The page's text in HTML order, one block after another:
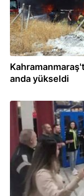
anda yükseldi
21.07.2026